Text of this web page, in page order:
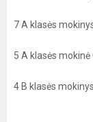
7 A klasės
5 A klasės mokinė
4 B klasės